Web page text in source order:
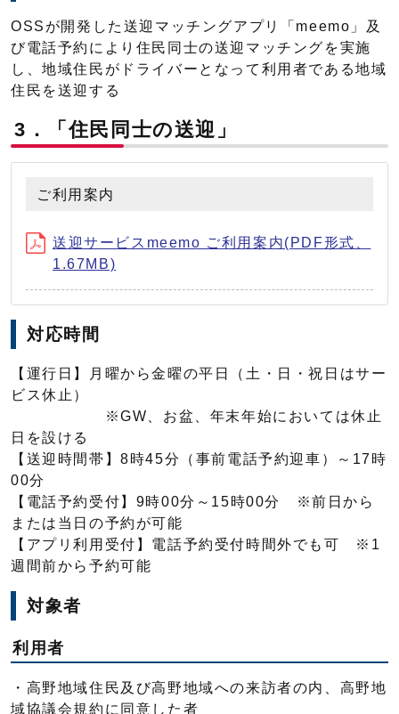
OSSが開発した送迎マッチングアプリ「meemo」及
び電話予約により住民同士の送迎マッチングを実施
し、地域住民がドライバーとなって利用者である地域
住民を送迎する
3．「住民同士の送迎」
ご利用案内
送迎サービスmeemo ご利用案内(PDF形式、
1.67MB)
対応時間
【運行日】月曜から金曜の平日（土・日・祝日はサー
ビス休止）
※GW、お盆、年末年始においては休止
日を設ける
【送迎時間帯】8時45分（事前電話予約迎車）～17時
00分
【電話予約受付】9時00分～15時00分 ※前日から
または当日の予約が可能
【アプリ利用受付】電話予約受付時間外でも可 ※1
週間前から予約可能
対象者
利用者
・高野地域住民及び高野地域への来訪者の内、高野地
域協議会規約に同意した者